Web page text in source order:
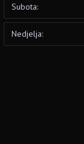
Subota:
Nedjelja: